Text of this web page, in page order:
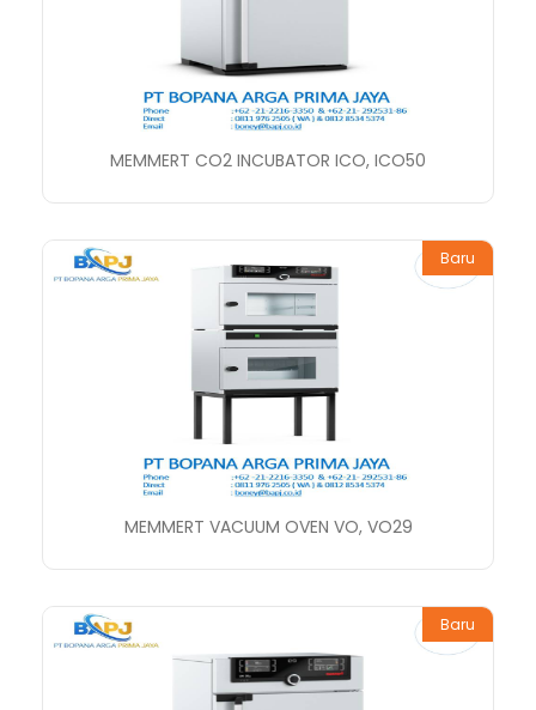
MEMMERT CO2 INCUBATOR ICO, ICO50
Baru
MEMMERT VACUUM OVEN VO, VO29
Baru